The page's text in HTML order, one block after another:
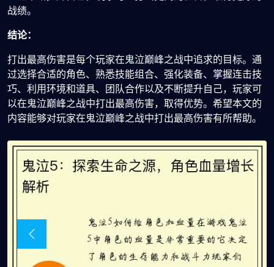
战绩。
结论：
打出最高伤害是每个玩家在鬼泣巅峰之战中追求的目标。通
过选择合适的角色、熟悉技能组合、强化装备、掌握连击技
巧、利用环境和道具、团队合作以及不断提升自己，玩家可
以在鬼泣巅峰之战中打出最高伤害，取得优势。希望本文的
内容能够对玩家在鬼泣巅峰之战中打出最高伤害有所帮助。